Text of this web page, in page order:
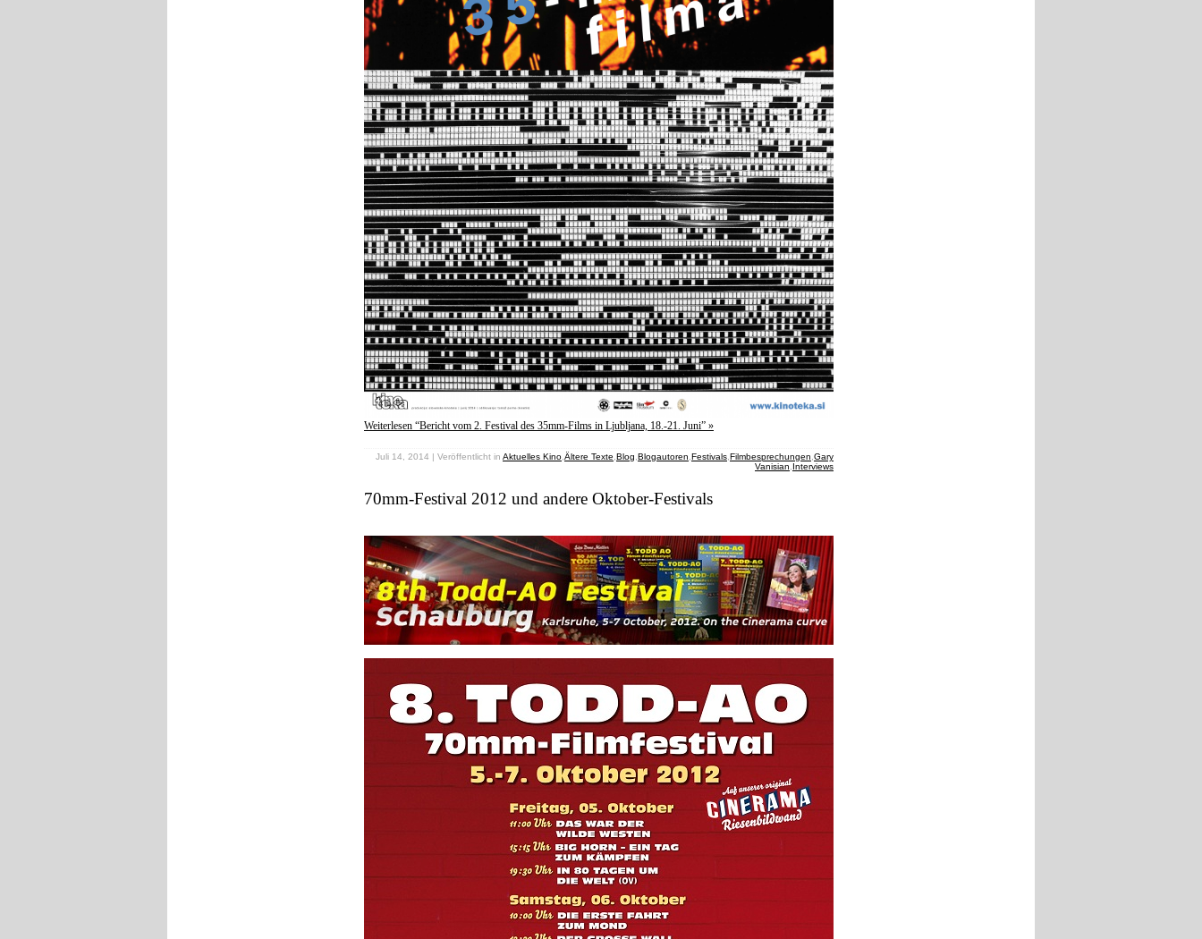
Weiterlesen “Bericht vom 2. Festival des 35mm-Films in Ljubljana, 18.-21. Juni” »
Juli 14, 2014 | Veröffentlicht in Aktuelles Kino Ältere Texte Blog Blogautoren Festivals Filmbesprechungen Gary
Vanisian Interviews
70mm-Festival 2012 und andere Oktober-Festivals